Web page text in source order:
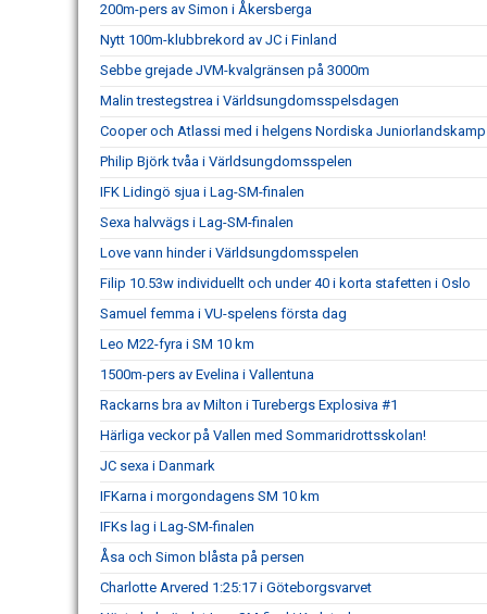
200m-pers av Simon i Åkersberga
Nytt 100m-klubbrekord av JC i Finland
Sebbe grejade JVM-kvalgränsen på 3000m
Malin trestegstrea i Världsungdomsspelsdagen
Cooper och Atlassi med i helgens Nordiska Juniorlandskamp
Philip Björk tvåa i Världsungdomsspelen
IFK Lidingö sjua i Lag-SM-finalen
Sexa halvvägs i Lag-SM-finalen
Love vann hinder i Världsungdomsspelen
Filip 10.53w individuellt och under 40 i korta stafetten i Oslo
Samuel femma i VU-spelens första dag
Leo M22-fyra i SM 10 km
1500m-pers av Evelina i Vallentuna
Rackarns bra av Milton i Turebergs Explosiva #1
Härliga veckor på Vallen med Sommaridrottsskolan!
JC sexa i Danmark
IFKarna i morgondagens SM 10 km
IFKs lag i Lag-SM-finalen
Åsa och Simon blåsta på persen
Charlotte Arvered 1:25:17 i Göteborgsvarvet